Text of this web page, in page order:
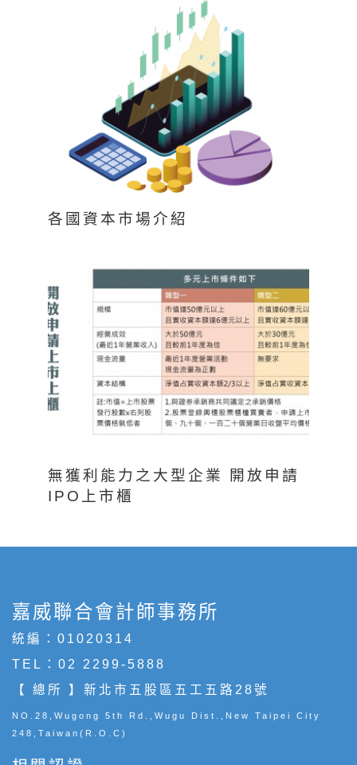
各國資本市場介紹
無獲利能力之大型企業 開放申請
IPO上市櫃
嘉威聯合會計師事務所
統編：01020314
TEL： 02 2299-5888
【 總所 】新北市五股區五工五路28號
NO.28,Wugong 5th Rd.,Wugu Dist.,New Taipei City
248,Taiwan(R.O.C)